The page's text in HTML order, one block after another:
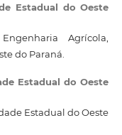
Estadual do Oeste
Agrícola,
do Paraná.
Estadual do Oeste
Estadual do Oeste